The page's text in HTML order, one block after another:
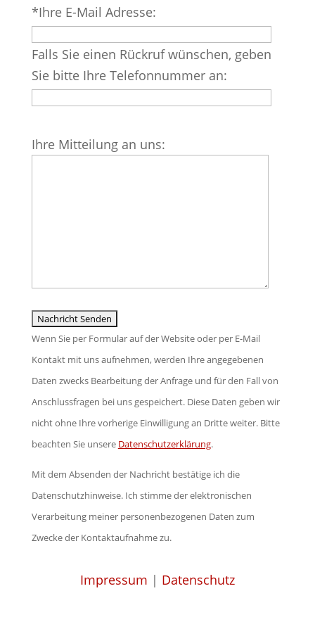
lasse
dieses
Feld
leer.
*Ihre E-Mail Adresse:
Falls Sie einen Rückruf wünschen, geben
Sie bitte Ihre Telefonnummer an:
lasse
Ihre Mitteilung an uns:
Wenn Sie per Formular auf der Website oder per E-Mail
Kontakt mit uns aufnehmen, werden Ihre angegebenen
Daten zwecks Bearbeitung der Anfrage und für den Fall von
Anschlussfragen bei uns gespeichert. Diese Daten geben wir
nicht ohne Ihre vorherige Einwilligung an Dritte weiter. Bitte
beachten Sie unsere Datenschutzerklärung.
Mit dem Absenden der Nachricht bestätige ich die
Datenschutzhinweise. Ich stimme der elektronischen
Verarbeitung meiner personenbezogenen Daten zum
Zwecke der Kontaktaufnahme zu.
Impressum | Datenschutz